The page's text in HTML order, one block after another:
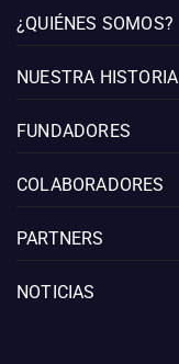
¿QUIÉNES SOMOS?
NUESTRA HISTORIA
FUNDADORES
COLABORADORES
PARTNERS
NOTICIAS